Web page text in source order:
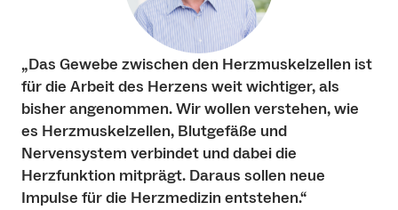
„Das Gewebe zwischen den Herzmuskelzellen ist
für die Arbeit des Herzens weit wichtiger, als
bisher angenommen. Wir wollen verstehen, wie
es Herzmuskelzellen, Blutgefäße und
Nervensystem verbindet und dabei die
Herzfunktion mitprägt. Daraus sollen neue
Impulse für die Herzmedizin entstehen.“